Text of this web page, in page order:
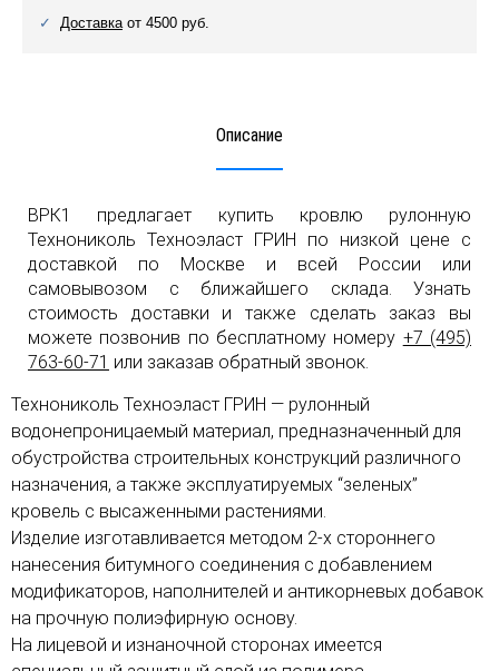
Доставкаот 4500 руб.
Описание
ВРК1 предлагает купить кровлю рулонную
Технониколь Техноэласт ГРИН по низкой цене с
доставкой по Москве и всей России или
самовывозом с ближайшего склада. Узнать
стоимость доставки и также сделать заказ вы
можете позвонив по бесплатному номеру +7 (495)
763-60-71 или заказав обратный звонок.
Технониколь Техноэласт ГРИН — рулонный
водонепроницаемый материал, предназначенный для
обустройства строительных конструкций различного
назначения, а также эксплуатируемых “зеленых”
кровель с высаженными растениями.
Изделие изготавливается методом 2-х стороннего
нанесения битумного соединения с добавлением
модификаторов, наполнителей и антикорневых добавок
на прочную полиэфирную основу.
На лицевой и изнаночной сторонах имеется